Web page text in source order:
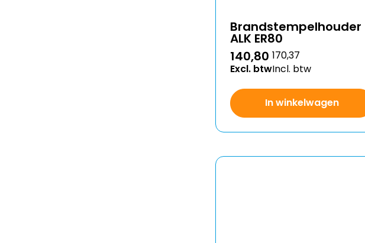
Brandstempelhouder
ALK ER80
140,80
Excl. btw
170,37
Incl. btw
In winkelwagen